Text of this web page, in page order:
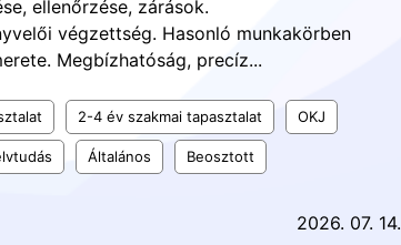
ellenőrzése, zárások.
végzettség. Hasonló munkakörben
Megbízhatóság, precíz...
2-4 év szakmai tapasztalat OKJ
Általános Beosztott
2026. 07. 14.